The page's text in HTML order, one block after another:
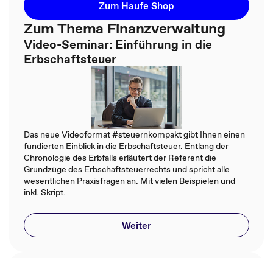
Zum Haufe Shop
Zum Thema Finanzverwaltung
Video-Seminar: Einführung in die
Erbschaftsteuer
Das neue Videoformat #steuernkompakt gibt Ihnen einen
fundierten Einblick in die Erbschaftsteuer. Entlang der
Chronologie des Erbfalls erläutert der Referent die
Grundzüge des Erbschaftsteuerrechts und spricht alle
wesentlichen Praxisfragen an. Mit vielen Beispielen und
inkl. Skript.
Weiter